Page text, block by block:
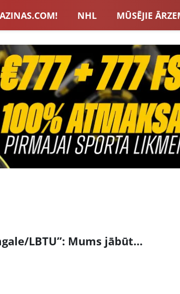
NHL MŪSĒJIE
EIROPA LVBET BONUSI
BLOGI INTERVIJAS
BONUSI VISAS ZIŅAS
LBTU”: Mums jābūt…